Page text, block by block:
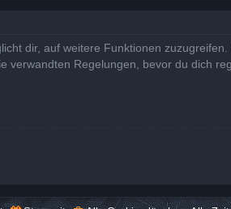
dir, auf weitere Funktionen zuzugreifen.
verwandten Regelungen, bevor du dich